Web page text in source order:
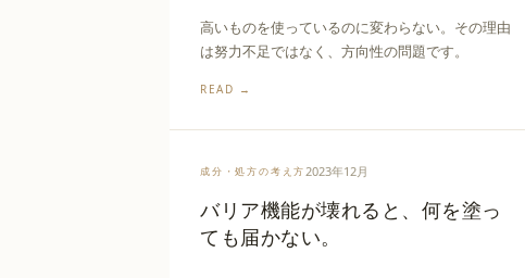
高いものを使っているのに変わらない。その理由
は努力不足ではなく、方向性の問題です。
READ →
成分・処方の考え方2023年12月
バリア機能が壊れると、何を塗っ
ても届かない。